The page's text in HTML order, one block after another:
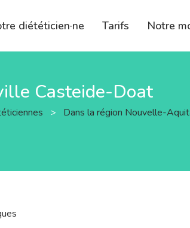
diététicien·ne Tarifs Notre
Casteide-Doat
> Dans la région Nouvelle-